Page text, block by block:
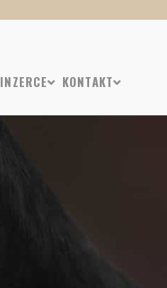
INZERCE KONTAKT